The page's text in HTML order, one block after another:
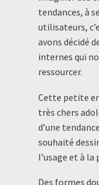
tendances, à
utilisateurs,
avons décidé
internes qui
ressourcer.
Cette petite
très chers
d’une
souhaité
l’usage et à
Des formes